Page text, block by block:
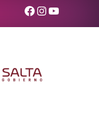
Facebook
Instagram
YouTube